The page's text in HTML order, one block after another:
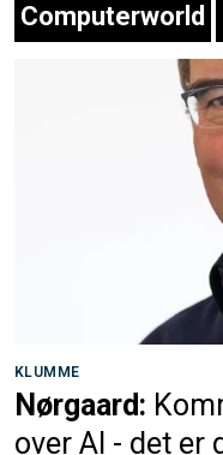
Computerworld
KLUMME
Nørgaard:
over AI - det er